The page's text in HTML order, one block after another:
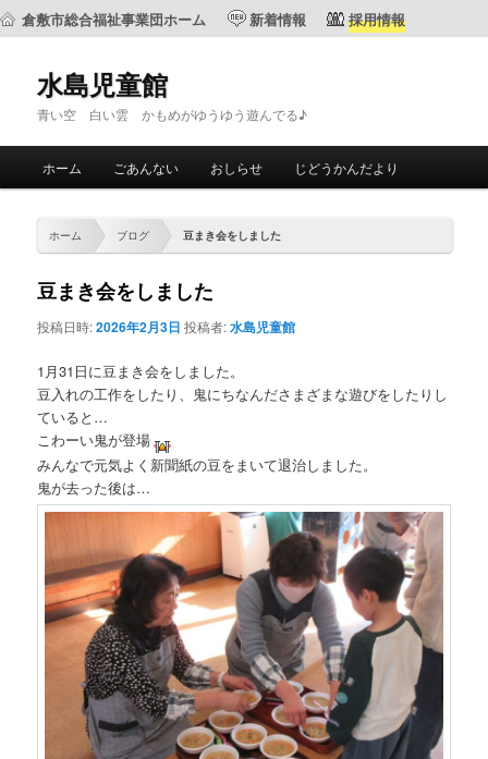
倉敷市総合福祉事業団ホーム 新着情報 採用情報
水島児童館
青い空 白い雲 かもめがゆうゆう遊んでる♪
メ
テ
ン
ツ
移
サ
ン
ツ
へ
動
ホーム ごあんない おしらせ じどうかんだより
ホーム ブログ 豆まき会をしました
豆まき会をしました
投稿日時:2026年2月3日 投稿者:水島児童館
1月31日に豆まき会をしました。
豆入れの工作をしたり、鬼にちなんださまざまな遊びをしたりし
ていると…
こわーい鬼が登場
みんなで元気よく新聞紙の豆をまいて退治しました。
鬼が去った後は…